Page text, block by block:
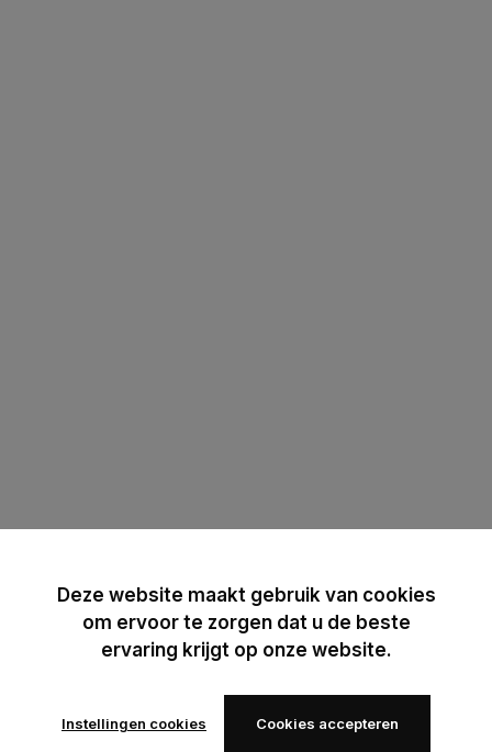
Deze website maakt gebruik van cookies
om ervoor te zorgen dat u de beste
ervaring krijgt op onze website.
Instellingen cookies Cookies accepteren